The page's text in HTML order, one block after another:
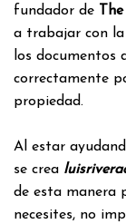
fundador de
a trabajar con la
los documentos
correctamente
propiedad.
Al estar
se crea
de esta manera
necesites, no